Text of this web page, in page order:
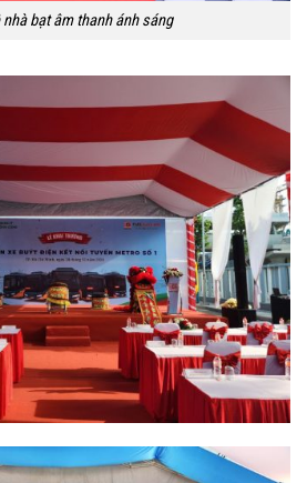
nhà bạt âm thanh ánh sáng